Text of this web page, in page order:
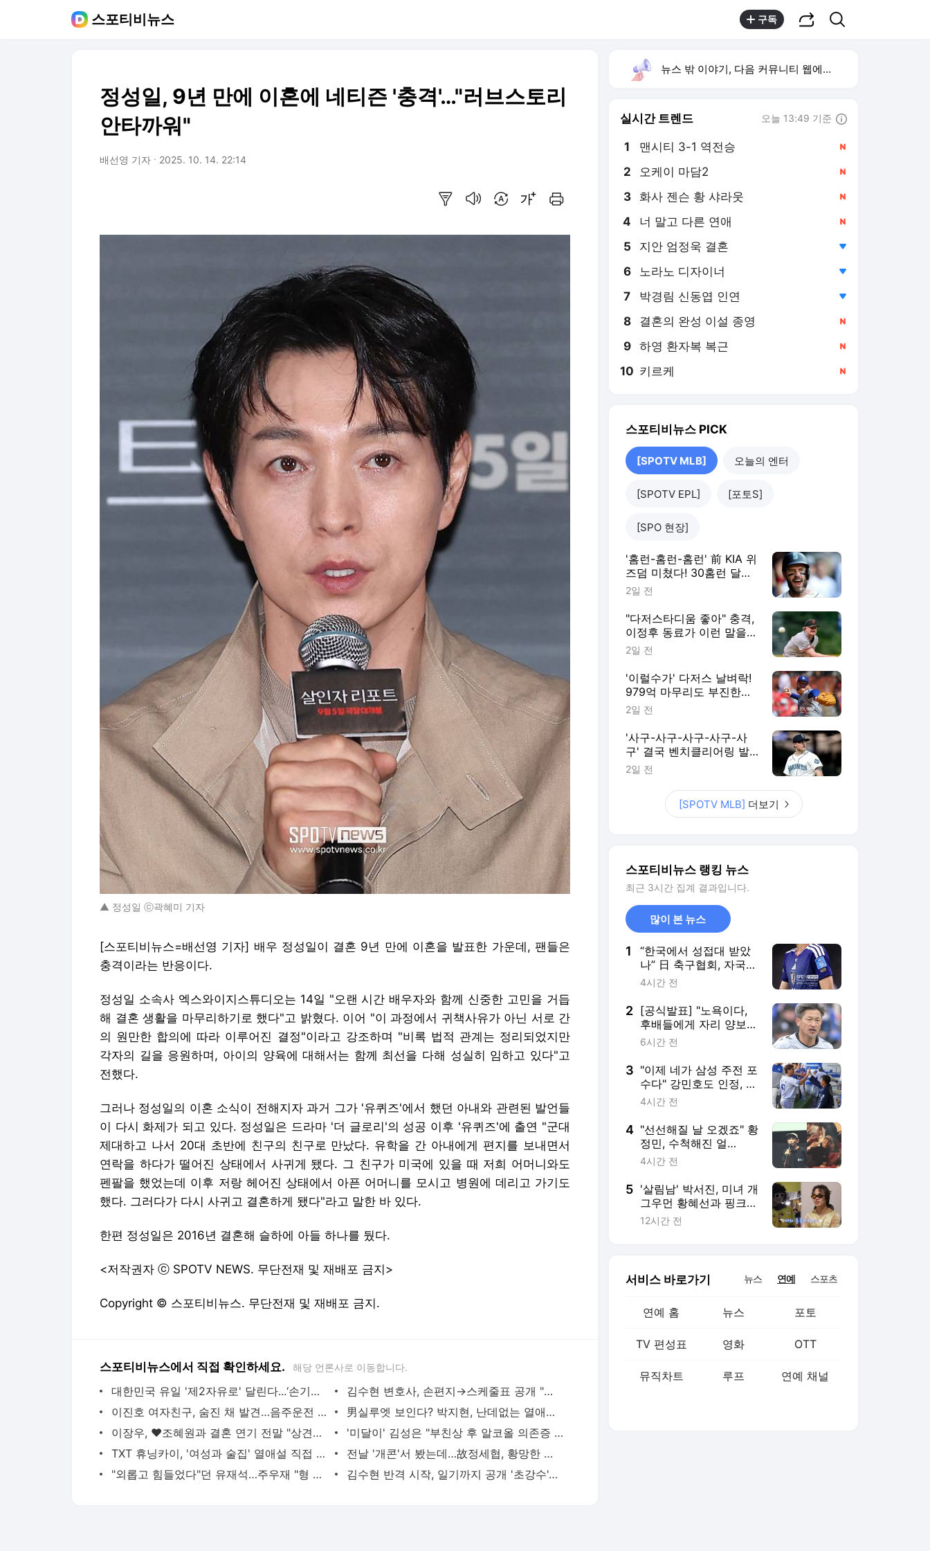
스포티비뉴스 구독
정성일, 9년 만에 이혼에 네티즌 '충격'…"러브스토리
안타까워"
배선영 기자 2025. 10. 14. 22:14
▲ 정성일 ⓒ곽혜미 기자
[스포티비뉴스=배선영 기자] 배우 정성일이 결혼 9년 만에 이혼을 발표한 가운데, 팬들은
충격이라는 반응이다.
정성일 소속사 엑스와이지스튜디오는 14일 "오랜 시간 배우자와 함께 신중한 고민을 거듭
해 결혼 생활을 마무리하기로 했다"고 밝혔다. 이어 "이 과정에서 귀책사유가 아닌 서로 간
의 원만한 합의에 따라 이루어진 결정"이라고 강조하며 "비록 법적 관계는 정리되었지만
각자의 길을 응원하며, 아이의 양육에 대해서는 함께 최선을 다해 성실히 임하고 있다"고
전했다.
그러나 정성일의 이혼 소식이 전해지자 과거 그가 '유퀴즈'에서 했던 아내와 관련된 발언들
이 다시 화제가 되고 있다. 정성일은 드라마 '더 글로리'의 성공 이후 '유퀴즈'에 출연 "군대
제대하고 나서 20대 초반에 친구의 친구로 만났다. 유학을 간 아내에게 편지를 보내면서
연락을 하다가 떨어진 상태에서 사귀게 됐다. 그 친구가 미국에 있을 때 저희 어머니와도
펜팔을 했었는데 이후 저랑 헤어진 상태에서 아픈 어머니를 모시고 병원에 데리고 가기도
했다. 그러다가 다시 사귀고 결혼하게 됐다"라고 말한 바 있다.
한편 정성일은 2016년 결혼해 슬하에 아들 하나를 뒀다.
<저작권자 ⓒ SPOTV NEWS. 무단전재 및 재배포 금지>
Copyright © 스포티비뉴스. 무단전재 및 재배포 금지.
스포티비뉴스에서 직접 확인하세요. 해당 언론사로 이동합니다.
대한민국 유일 '제2자유로' 달린다...‘손기정평화마라톤’ 11월 16일 개최 - SPOTV NEWS
김수현 변호사, 손편지→스케줄표 공개 "故김새론 카톡=위조, 물리적으로 불가능'" - SPOTV NEWS
이진호 여자친구, 숨진 채 발견…음주운전 신고자 보도에 부담 호소 - SPOTV NEWS
男실루엣 보인다? 박지현, 난데없는 열애설에 "지인 부부와 여행 간 것"[공식] - SPOTV NEWS
이장우, ♥조혜원과 결혼 연기 전말 "상견례까지 다 했는데 1년 연기"('나래식') - SPOTV NEWS
'미달이' 김성은 "부친상 후 알코올 의존증 겪어, 정신줄 놓고 싶었다" - SPOTV NEWS
TXT 휴닝카이, '여성과 술집' 열애설 직접 부인 "아는 지인, 걱정할 일 전혀 無" - SPOTV NEWS
전날 '개콘'서 봤는데…故정세협, 황망한 비보에 홍현희도 "믿기지 않아" - SPOTV NEWS
"외롭고 힘들었다"던 유재석…주우재 "형 무게감 덜어주고 싶다"('행님 뭐하니') - SPOTV NEWS
김수현 반격 시작, 일기까지 공개 '초강수'…"증거조작이 핵심"[종합] - SPOTV NEWS
뉴스 밖 이야기, 다음 커뮤니티 웹에서 보기
실시간 트렌드 오늘 13:49 기준
1 맨시티 3-1 역전승
2 오케이 마담2
3 화사 젠슨 황 샤라웃
4 너 말고 다른 연애
5 지안 엄정욱 결혼
6 노라노 디자이너
7 박경림 신동엽 인연
8 결혼의 완성 이설 종영
9 하영 환자복 복근
10 키르케
스포티비뉴스 PICK
[SPOTV MLB] 오늘의 엔터
[SPOTV EPL] [포토S]
[SPO 현장]
'홈런-홈런-홈런' 前 KIA 위
즈덤 미쳤다! 30홈런 달
성…'이래도 콜업 안해?'
2일 전
"다저스타디움 좋아" 충격,
이정후 동료가 이런 말을…
에이스가 최대 라이벌로 이
2일 전
'이럴수가' 다저스 날벼락!
979억 마무리도 부진한데,
14홀드 필승조 수술 위기
2일 전
'사구-사구-사구-사구-사
구' 결국 벤치클리어링 발
발! 155km 빈볼 던진 투수,
2일 전
[SPOTV MLB] 더보기
스포티비뉴스 랭킹 뉴스
최근 3시간 집계 결과입니다.
많이 본 뉴스
1
“한국에서 성접대 받았
나” 日 축구협회, 자국
심판 4명 전격 조사...일
등장
4시간 전
2 [공식발표] "노욕이다,
후배들에게 자리 양보해
야" 비판에도...'59세' 일
전 벤치 명단 올랐다
6시간 전
3 "이제 네가 삼성 주전 포
수다" 강민호도 인정, 드
디어 후계자 찾았나…
4시간 전
4 "선선해질 날 오겠죠" 황
정민, 수척해진 얼
굴…'호프' 무대인사 '포
4시간 전
5 '살림남' 박서진, 미녀 개
그우먼 황혜선과 핑크
빛…이상형 지목에 손
12시간 전
서비스 바로가기 뉴스 연예 스포츠
연예 홈 뉴스 포토
TV 편성표 영화 OTT
뮤직차트 루프 연예 채널